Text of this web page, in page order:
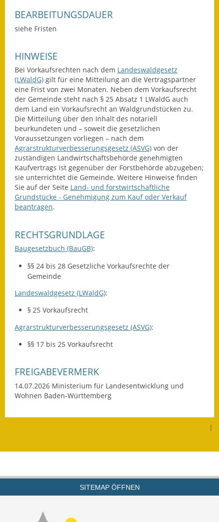
Haushalt & Finanzen
Eröffnungsbilanz
Getrennte
Abwassergebühr
Grundsteuerreform
Haushaltspläne
Jahresabschlüsse
Heiraten in Notzingen
Ortsrecht
Bauen und Wohnen
Flächennutzungsplan
BEARBEITUNGSDAUER
siehe Fristen
HINWEISE
Bei Vorkaufsrechten nach dem Landeswaldgesetz
(LWaldG) gilt für eine Mitteilung an die Vertragspartner
eine Frist von zwei Monaten. Neben dem Vorkaufsrecht
der Gemeinde steht nach § 25 Absatz 1 LWaldG auch
dem Land ein Vorkaufsrecht an Waldgrundstücken zu.
Die Mitteilung über den Inhalt des notariell
beurkundeten und – soweit die gesetzlichen
Voraussetzungen vorliegen – nach dem
Agrarstrukturverbesserungsgesetz (ASVG) von der
zuständigen Landwirtschaftsbehörde genehmigten
Kaufvertrags ist gegenüber der Forstbehörde abzugeben;
sie unterrichtet die Gemeinde. Weitere Hinweise finden
Sie auf der Seite Land- und forstwirtschaftliche
Grundstücke - Genehmigung zum Kauf oder Verkauf
beantragen.
RECHTSGRUNDLAGE
Baugesetzbuch (BauGB):
§§ 24 bis 28 Gesetzliche Vorkaufsrechte der
Gemeinde
Landeswaldgesetz (LWaldG):
§ 25 Vorkaufsrecht
Agrarstrukturverbesserungsgesetz (ASVG):
§§ 17 bis 25 Vorkaufsrecht
FREIGABEVERMERK
14.07.2026 Ministerium für Landesentwicklung und
Wohnen Baden-Württemberg
|
SITEMAP ÖFFNEN